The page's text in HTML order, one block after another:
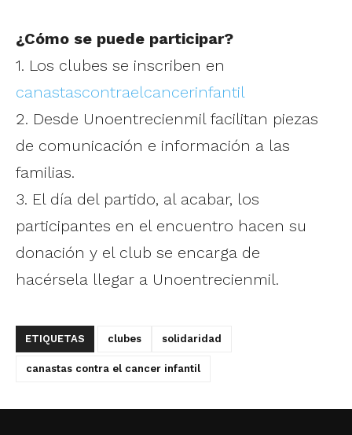
¿Cómo se puede participar?
1. Los clubes se inscriben en
canastascontraelcancerinfantil
2. Desde Unoentrecienmil facilitan piezas
de comunicación e información a las
familias.
3. El día del partido, al acabar, los
participantes en el encuentro hacen su
donación y el club se encarga de
hacérsela llegar a Unoentrecienmil.
ETIQUETAS clubes solidaridad
canastas contra el cancer infantil